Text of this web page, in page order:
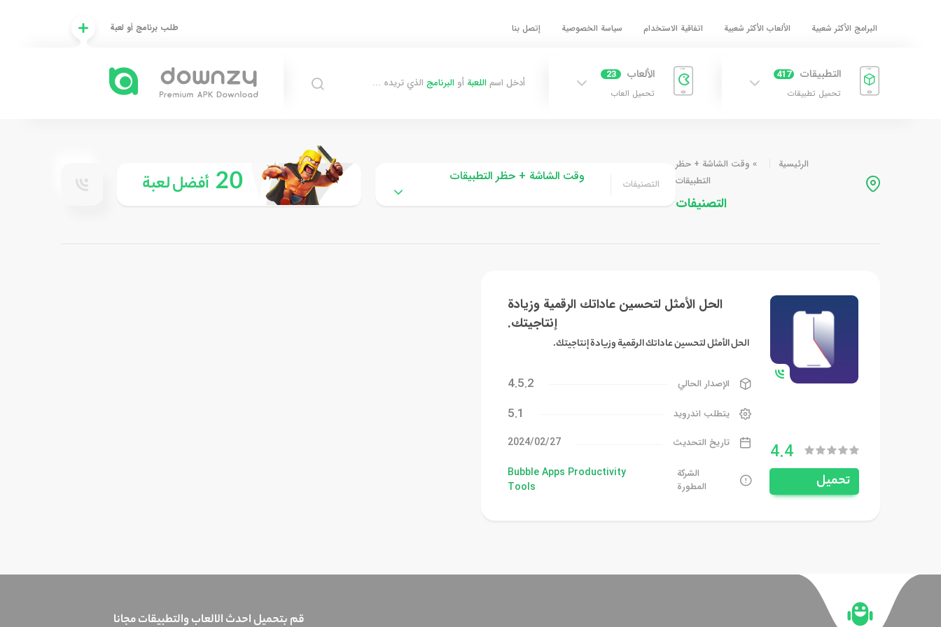
البرامج الأكثر شعبية الألعاب الأكثر شعبية اتفاقية الاستخدام سياسة الخصوصية إتصل بنا طلب برنامج أو لعبة
التطبيقات 417
تحميل تطبيقات
الألعاب 23
تحميل العاب
أدخل اسم اللعبة أو البرنامج الذي تريده ...
الرئيسية » وقت الشاشة + حظر
التطبيقات
التصنيفات
التصنيفات وقت الشاشة + حظر التطبيقات 20 أفضل لعبة
4.4
تحميل
الحل الأمثل لتحسين عاداتك الرقمية وزيادة
إنتاجيتك.
الحل الأمثل لتحسين عاداتك الرقمية وزيادة إنتاجيتك.
الإصدار الحالي 4.5.2
يتطلب اندرويد 5.1
تاريخ التحديث 27‏/02‏/2024
الشركة
المطورة
Bubble Apps Productivity
Tools
قم بتحميل احدث الالعاب والتطبيقات مجانا